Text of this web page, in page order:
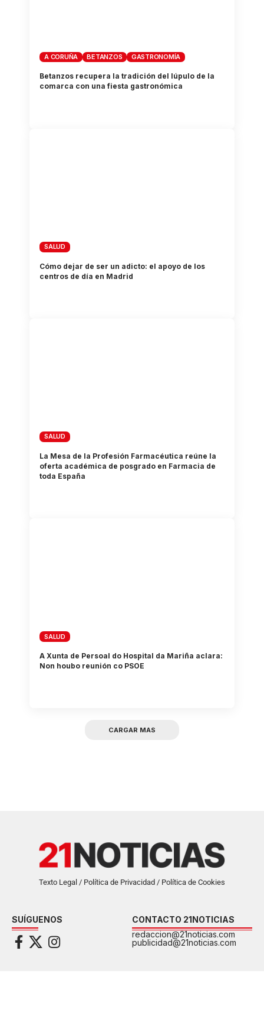
A CORUÑA BETANZOS GASTRONOMÍA
Betanzos recupera la tradición del lúpulo de la
comarca con una fiesta gastronómica
SALUD
Cómo dejar de ser un adicto: el apoyo de los
centros de día en Madrid
SALUD
La Mesa de la Profesión Farmacéutica reúne la
oferta académica de posgrado en Farmacia de
toda España
SALUD
A Xunta de Persoal do Hospital da Mariña aclara:
Non houbo reunión co PSOE
CARGAR MAS
Texto Legal / Política de Privacidad / Política de Cookies
SUÍGUENOS
CONTACTO 21NOTICIAS
redaccion@21noticias.com
publicidad@21noticias.com